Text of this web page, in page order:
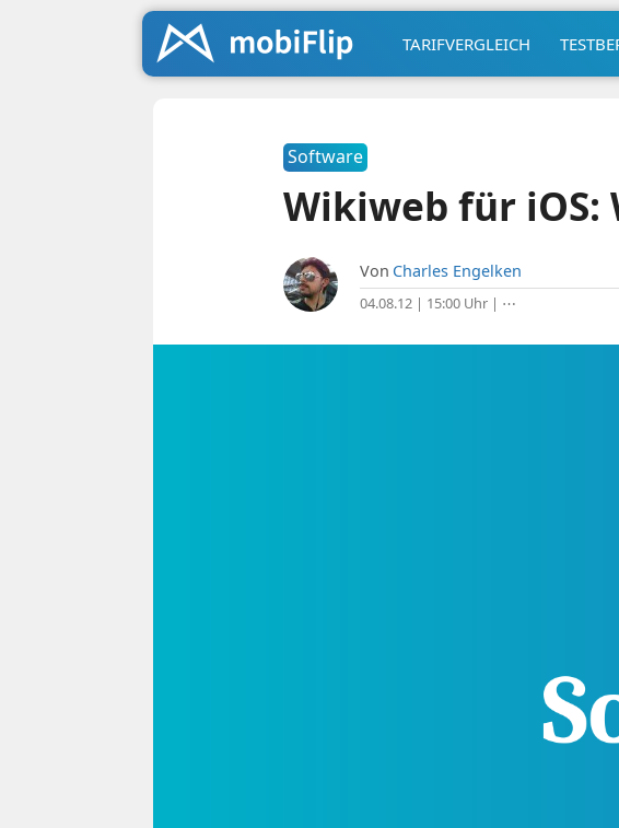
TARIFVERGLEICH
Software
Wikiweb für iOS:
Von Charles Engelken
04.08.12 | 15:00 Uhr| ⋯